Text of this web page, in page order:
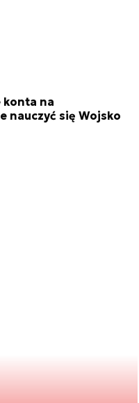
konta na
nauczyć się Wojsko